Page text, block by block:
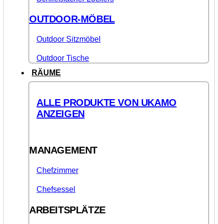
OUTDOOR-MÖBEL
Outdoor Sitzmöbel
Outdoor Tische
RÄUME
ALLE PRODUKTE VON UKAMO
ANZEIGEN
MANAGEMENT
Chefzimmer
Chefsessel
ARBEITSPLÄTZE